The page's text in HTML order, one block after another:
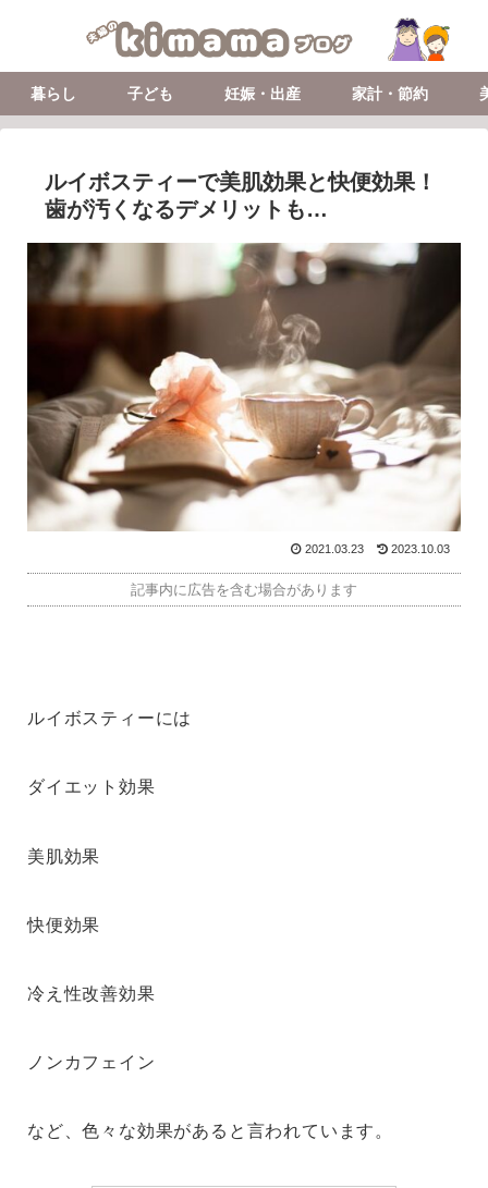
暮らし 子ども 妊娠・出産 家計・節約
ルイボスティーで美肌効果と快便効果！
歯が汚くなるデメリットも…
2021.03.23 2023.10.03
記事内に広告を含む場合があります
ルイボスティーには
ダイエット効果
美肌効果
快便効果
冷え性改善効果
ノンカフェイン
など、色々な効果があると言われています。